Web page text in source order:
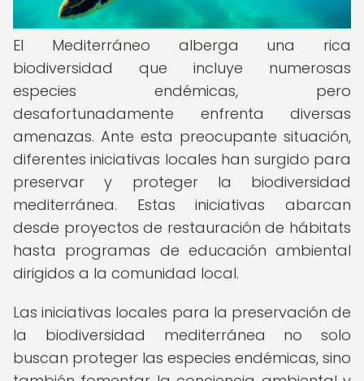
El Mediterráneo alberga una rica
biodiversidad que incluye numerosas
especies endémicas, pero
desafortunadamente enfrenta diversas
amenazas. Ante esta preocupante situación,
diferentes iniciativas locales han surgido para
preservar y proteger la biodiversidad
mediterránea. Estas iniciativas abarcan
desde proyectos de restauración de hábitats
hasta programas de educación ambiental
dirigidos a la comunidad local.
Las iniciativas locales para la preservación de
la biodiversidad mediterránea no solo
buscan proteger las especies endémicas, sino